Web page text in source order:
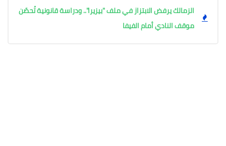
الزمالك يرفض الابتزاز في ملف "بيزيرا".. ودراسة قانونية تُحصّن
موقف النادي أمام الفيفا